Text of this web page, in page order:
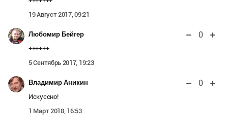
19 Август 2017, 09:21
Любомир Бейгер 0
++++++
5 Сентябрь 2017, 19:23
Владимир Аникин 0
Искуссно!
1 Март 2018, 16:53